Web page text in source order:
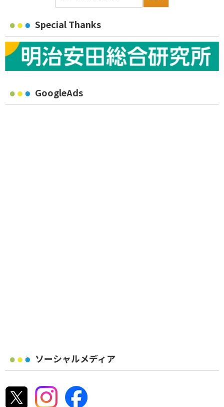
Special Thanks
GoogleAds
ソーシャルメディア